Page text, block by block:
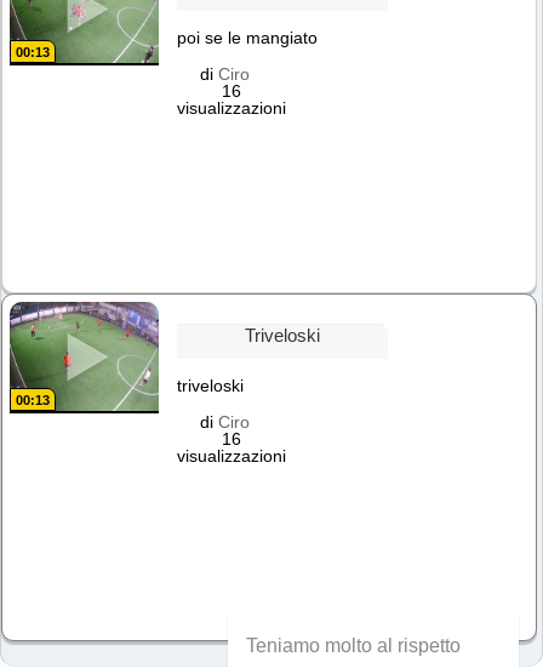
00:13
poi se le mangiato
di Ciro
16
visualizzazioni
00:13
Triveloski
triveloski
di Ciro
16
visualizzazioni
Teniamo molto al rispetto